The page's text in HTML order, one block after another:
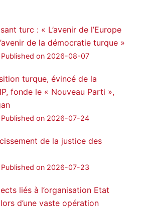
kurdes de Bretagne a retweeté
@medyanews_ · 24 Jan 2025
Abdullah Öcalan meeting
h4lwBwQ
turc : « L’avenir de l’Europe
de la démocratie turque »
Published on 2026-08-07
turque, évincé de la
fonde le « Nouveau Parti »,
Published on 2026-07-24
de la justice des
Published on 2026-07-23
liés à l’organisation Etat
d’une vaste opération